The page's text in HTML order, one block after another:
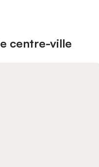
centre-ville